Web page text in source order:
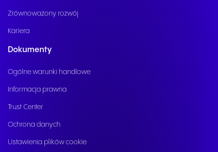
Zrównoważony rozwój
Kariera
Dokumenty
Ogólne warunki handlowe
Informacja prawna
Trust Center
Ochrona danych
Ustawienia plików cookie